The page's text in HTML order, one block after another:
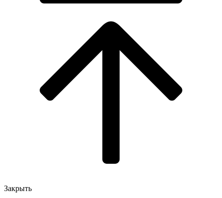
Закрыть